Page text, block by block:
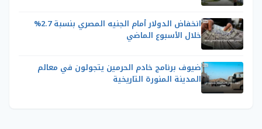
انخفاض الدولار أمام الجنيه المصري بنسبة 2.7%
خلال الأسبوع الماضي
ضيوف برنامج خادم الحرمين يتجولون في معالم
المدينة المنورة التاريخية